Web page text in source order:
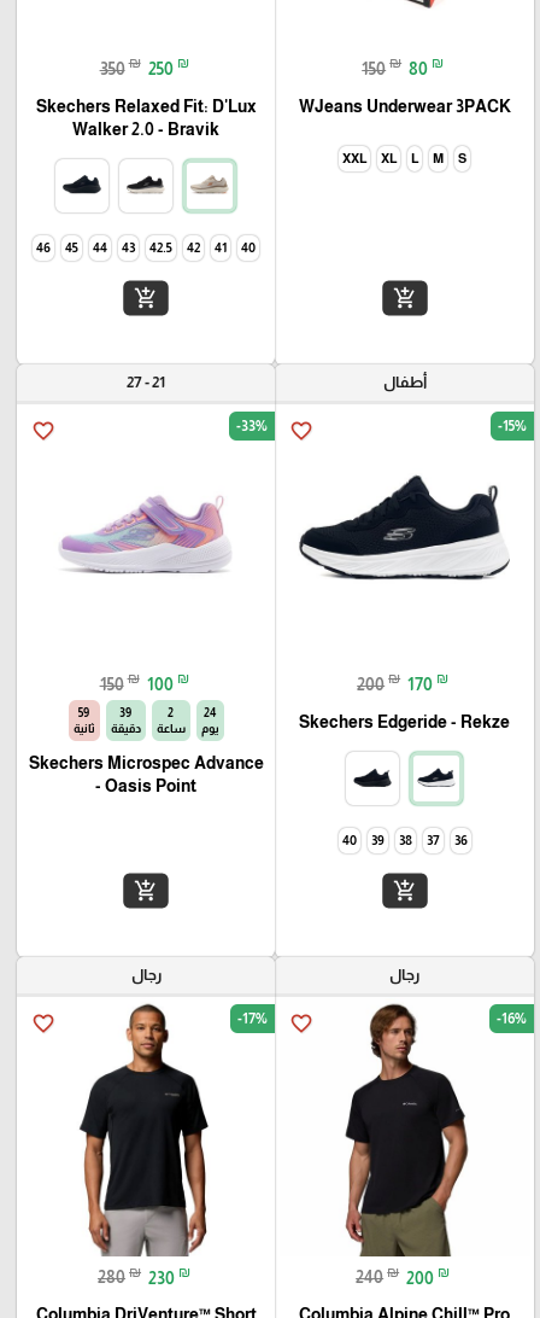
150 ₪ 80 ₪
WJeans Underwear 3PACK
S
M
L
XL
XXL
add_shopping_cart
350 ₪ 250 ₪
Skechers Relaxed Fit: D'Lux
Walker 2.0 - Bravik
40
41
42
42.5
43
44
45
46
add_shopping_cart
أطفال
favorite_border -15%
200 ₪ 170 ₪
Skechers Edgeride - Rekze‏
36
37
38
39
40
add_shopping_cart
21 - 27
favorite_border -33%
150 ₪ 100 ₪
24
يوم
2
ساعة
39
دقيقة
58
ثانية
Skechers Microspec Advance
- Oasis Point
add_shopping_cart
رجال
favorite_border -16%
240 ₪ 200 ₪
رجال
favorite_border -17%
280 ₪ 230 ₪